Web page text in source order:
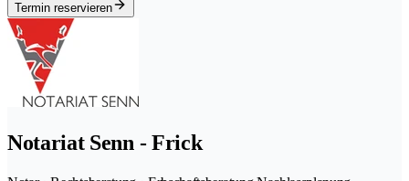
Termin reservieren
Notariat Senn - Frick